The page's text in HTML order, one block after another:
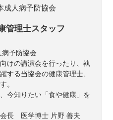
成人病予防協会
管理士スタッフ
予防協会
けの講演会を行ったり、執
する当協会の健康管理士、
。
今知りたい「食や健康」を
長 医学博士 片野 善夫